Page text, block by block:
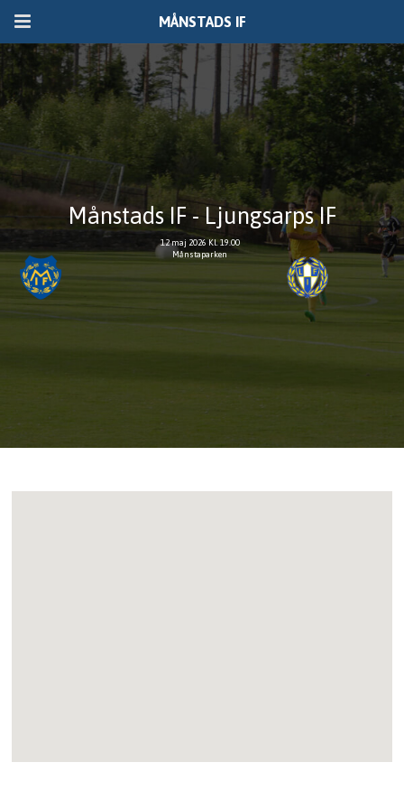
MÅNSTADS IF
Månstads IF - Ljungsarps IF
12 maj 2026 Kl. 19.00
Månstaparken